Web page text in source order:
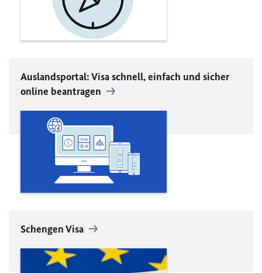
Auslandsportal: Visa schnell, einfach und sicher
online beantragen
Schengen Visa